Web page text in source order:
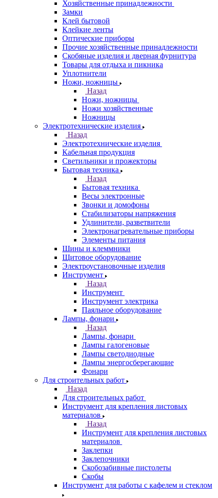
Хозяйственные принадлежности
Замки
Клей бытовой
Клейкие ленты
Оптические приборы
Прочие хозяйственные принадлежности
Скобяные изделия и дверная фурнитура
Товары для отдыха и пикника
Уплотнители
Ножи, ножницы
Назад
Ножи, ножницы
Ножи хозяйственные
Ножницы
Электротехнические изделия
Назад
Электротехнические изделия
Кабельная продукция
Светильники и прожекторы
Бытовая техника
Назад
Бытовая техника
Весы электронные
Звонки и домофоны
Стабилизаторы напряжения
Удлинители, разветвители
Электронагревательные приборы
Элементы питания
Шины и клеммники
Щитовое оборудование
Электроустановочные изделия
Инструмент
Назад
Инструмент
Инструмент электрика
Паяльное оборудование
Лампы, фонари
Назад
Лампы, фонари
Лампы галогеновые
Лампы светодиодные
Лампы энергосберегающие
Фонари
Для строительных работ
Назад
Для строительных работ
Инструмент для крепления листовых
материалов
Назад
Инструмент для крепления листовых
материалов
Заклепки
Заклепочники
Скобозабивные пистолеты
Скобы
Инструмент для работы с кафелем и стеклом